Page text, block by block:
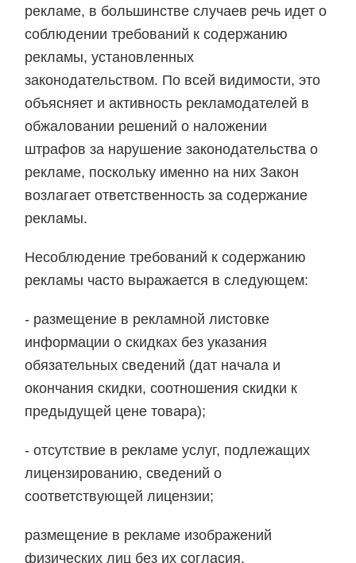
рекламе, в большинстве случаев речь идет о
соблюдении требований к содержанию
рекламы, установленных
законодательством. По всей видимости, это
объясняет и активность рекламодателей в
обжаловании решений о наложении
штрафов за нарушение законодательства о
рекламе, поскольку именно на них Закон
возлагает ответственность за содержание
рекламы.
Несоблюдение требований к содержанию
рекламы часто выражается в следующем:
- размещение в рекламной листовке
информации о скидках без указания
обязательных сведений (дат начала и
окончания скидки, соотношения скидки к
предыдущей цене товара);
- отсутствие в рекламе услуг, подлежащих
лицензированию, сведений о
соответствующей лицензии;
размещение в рекламе изображений
физических лиц без их согласия.